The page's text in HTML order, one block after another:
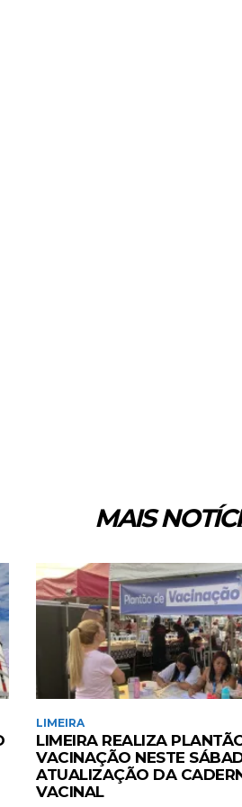
MAIS
LIMEIRA
LIMEIRA REALIZA
VACINAÇÃO NESTE
ATUALIZAÇÃO DA
VACINAL